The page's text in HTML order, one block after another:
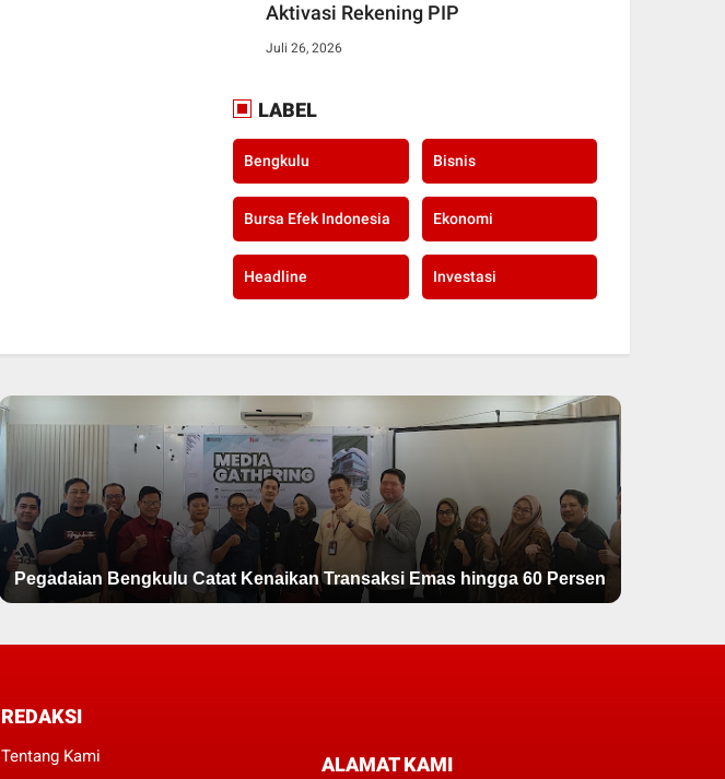
Aktivasi Rekening PIP
Juli 26, 2026
LABEL
Bengkulu Bisnis
Bursa Efek Indonesia Ekonomi
Headline Investasi
Pegadaian Bengkulu Catat Kenaikan Transaksi Emas hingga 60 Persen
REDAKSI
Tentang Kami
ALAMAT KAMI